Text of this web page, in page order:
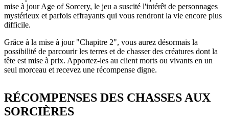
mise à jour Age of Sorcery, le jeu a suscité l'intérêt de personnages
mystérieux et parfois effrayants qui vous rendront la vie encore plus
difficile.
Grâce à la mise à jour "Chapitre 2", vous aurez désormais la
possibilité de parcourir les terres et de chasser des créatures dont la
tête est mise à prix. Apportez-les au client morts ou vivants en un
seul morceau et recevez une récompense digne.
RÉCOMPENSES DES CHASSES AUX
SORCIÈRES